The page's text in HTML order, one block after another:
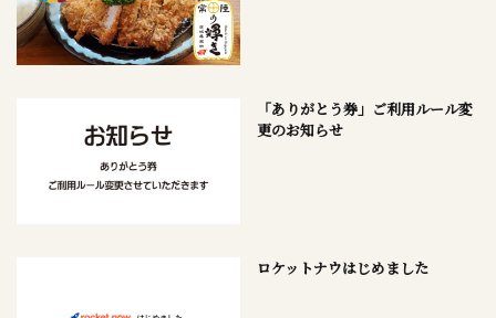
「ありがとう券」ご利用ルール変
更のお知らせ
ロケットナウはじめました